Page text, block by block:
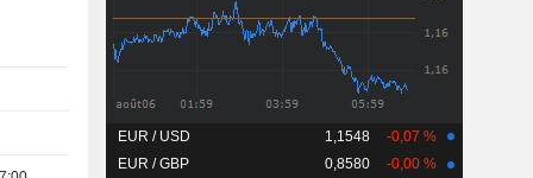
EUR / USD 1,1548
-0,07 %
EUR / GBP
0,8580 -0,00 %